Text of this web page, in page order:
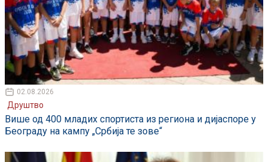
02.08.2026
Друштво
Више од 400 младих спортиста из региона и дијаспоре у
Београду на кампу „Србија те зове“